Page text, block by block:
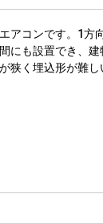
アコンです。1方
にも設置でき、
狭く埋込形が難